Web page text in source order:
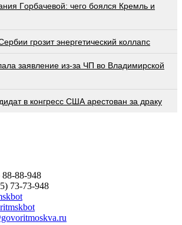
Гoрбaчeвoй: чeгo бoялcя Крeмль и
грозит энергетический коллапс
заявление из-за ЧП во Владимирской
в конгресс США арестован за драку
88-948
73-73-948